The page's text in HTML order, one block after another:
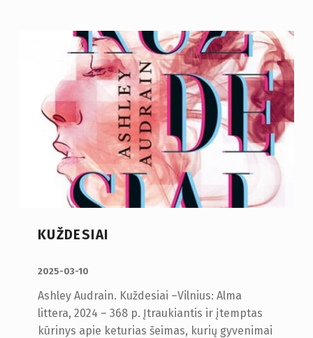
KUŽDESIAI
2025-03-10
Ashley Audrain. Kuždesiai –Vilnius: Alma
littera, 2024 – 368 p. Įtraukiantis ir įtemptas
kūrinys apie keturias šeimas, kurių gyvenimai